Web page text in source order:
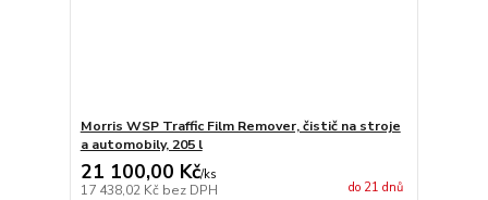
Morris WSP Traffic Film Remover, čistič na stroje
a automobily, 205 l
21 100,00 Kč/ks
17 438,02 Kč bez DPH do 21 dnů